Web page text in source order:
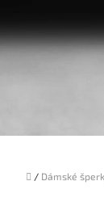
obsah
Domů
/ Dámské